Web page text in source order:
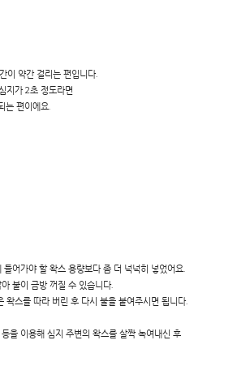
이 약간 걸리는 편입니다.
지가 2초 정도라면
는 편이에요.
어가야 할 왁스 용량보다 좀 더 넉넉히 넣었어요.
불이 금방 꺼질 수 있습니다.
왁스를 따라 버린 후 다시 불을 붙여주시면 됩니다.
을 이용해 심지 주변의 왁스를 살짝 녹여내신 후